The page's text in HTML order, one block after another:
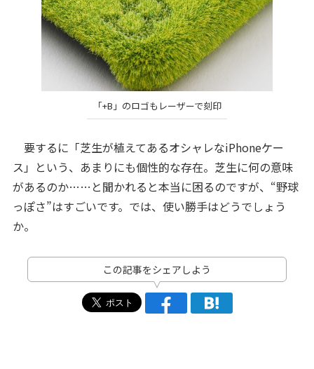
「+B」のロゴもレーザーで刻印
要するに「芝生が植えてあるオシャレなiPhoneケー
ス」という、あまりにも個性的な存在。芝生に何の意味
があるのか……と聞かれると本当に困るのですが、“野球
っぽさ”はすごいです。では、使い勝手はどうでしょう
か。
この記事をシェアしよう